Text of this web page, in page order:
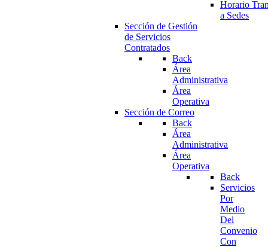
Horario
a Sedes
Sección de Gestión
de Servicios
Contratados
Back
Área
Administrativa
Área
Operativa
Sección de Correo
Back
Área
Administrativa
Área
Operativa
Back
Servicios
Por
Medio
Del
Convenio
Con